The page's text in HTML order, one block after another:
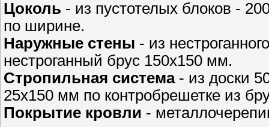
Цоколь - из пустотелых блоков -
по ширине.
Наружные стены - из
нестроганный брус 150х150 мм.
Стропильная система - из доски
25х150 мм по контробрешетке из
Покрытие кровли -